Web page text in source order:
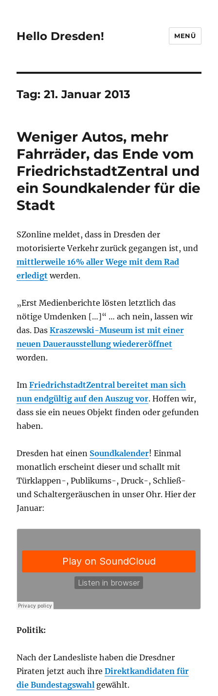
Hello Dresden! MENÜ
Tag:21. Januar 2013
Weniger Autos, mehr
Fahrräder, das Ende vom
FriedrichstadtZentral und
ein Soundkalender für die
Stadt
SZonline meldet, dass in Dresden der
motorisierte Verkehr zurück gegangen ist, und
mittlerweile 16% aller Wege mit dem Rad
erledigt werden.
„Erst Medienberichte lösten letztlich das
nötige Umdenken […]“ … ach nein, lassen wir
das. DasKraszewski-Museum ist mit einer
neuen Dauerausstellung wiedereröffnet
worden.
ImFriedrichstadtZentral bereitet man sich
nun endgültig auf den Auszug vor. Hoffen wir,
dass sie ein neues Objekt finden oder gefunden
haben.
Dresden hat einen Soundkalender! Einmal
monatlich erscheint dieser und schallt mit
Türklappen-, Publikums-, Druck-, Schließ-
und Schaltergeräuschen in unser Ohr. Hier der
Januar:
Politik:
Nach der Landesliste haben die Dresdner
Piraten jetzt auch ihreDirektkandidaten für
die Bundestagswahl gewählt.